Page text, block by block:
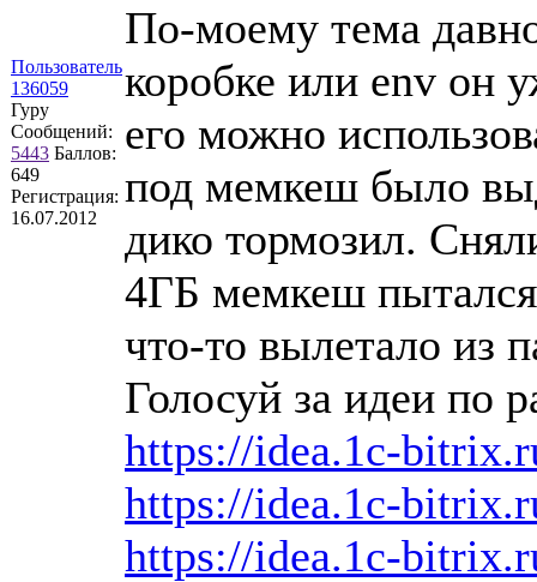
Пользователь
136059
Гуру
Сообщений:
5443 Баллов:
649
Регистрация:
16.07.2012
По-моему тема
коробке или env он
его можно
под мемкеш было
дико тормозил.
4ГБ мемкеш пытался
что-то вылетало из
Голосуй за идеи по
https://idea.1c-
https://idea.1c-
https://idea.1c-